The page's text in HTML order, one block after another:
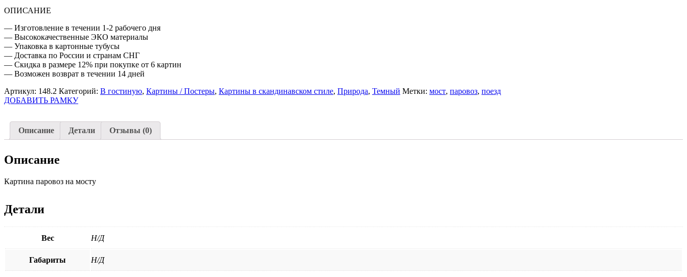
ОПИСАНИЕ
— Изготовление в течении 1-2 рабочего дня
— Высококачественные ЭКО материалы
— Упаковка в картонные тубусы
— Доставка по России и странам СНГ
— Скидка в размере 12% при покупке от 6 картин
— Возможен возврат в течении 14 дней
Артикул: 148.2 Категорий: В гостиную, Картины / Постеры, Картины в скандинавском стиле, Природа, Темный Метки: мост, паровоз, поезд
ДОБАВИТЬ РАМКУ
Описание Детали Отзывы (0)
Описание
Картина паровоз на мосту
Детали
Вес Н/Д
Габариты Н/Д